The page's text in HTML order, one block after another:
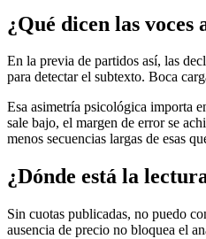
¿Qué dicen las
En la previa de partidos así, las
para detectar el subtexto. Boca
Esa asimetría psicológica importa
sale bajo, el margen de error se
menos secuencias largas de esas
¿Dónde está la
Sin cuotas publicadas, no puedo
ausencia de precio no bloquea el